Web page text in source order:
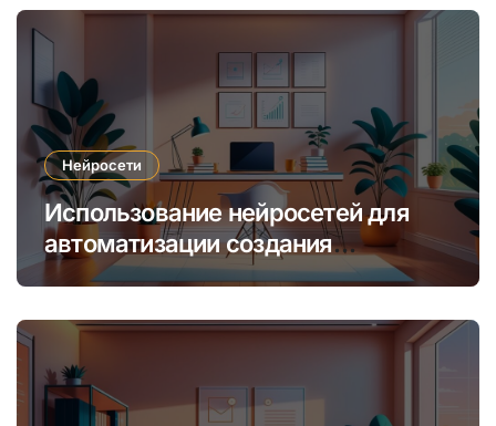
Нейросети
Использование нейросетей для
автоматизации создания
уникальных интернет-курсов и